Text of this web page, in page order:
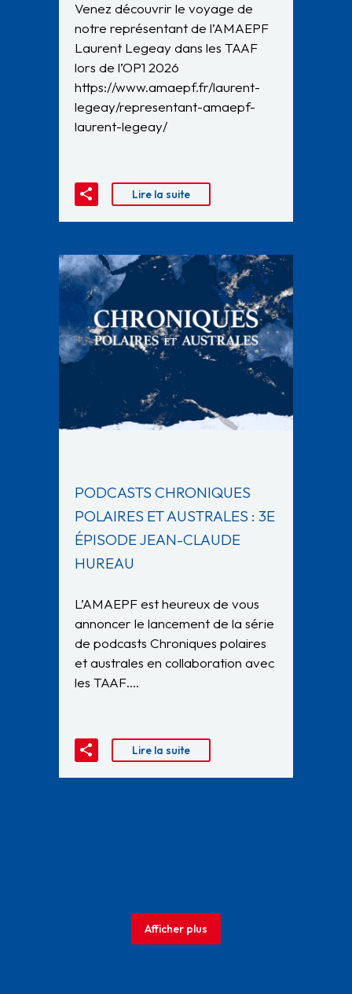
Venez découvrir le voyage de
notre représentant de l’AMAEPF
Laurent Legeay dans les TAAF
lors de l’OP1 2026
https://www.amaepf.fr/laurent-
legeay/representant-amaepf-
laurent-legeay/
Lire la suite
PODCASTS CHRONIQUES
POLAIRES ET AUSTRALES : 3E
ÉPISODE JEAN-CLAUDE
HUREAU
L’AMAEPF est heureux de vous
annoncer le lancement de la série
de podcasts Chroniques polaires
et australes en collaboration avec
les TAAF….
Lire la suite
Afficher plus